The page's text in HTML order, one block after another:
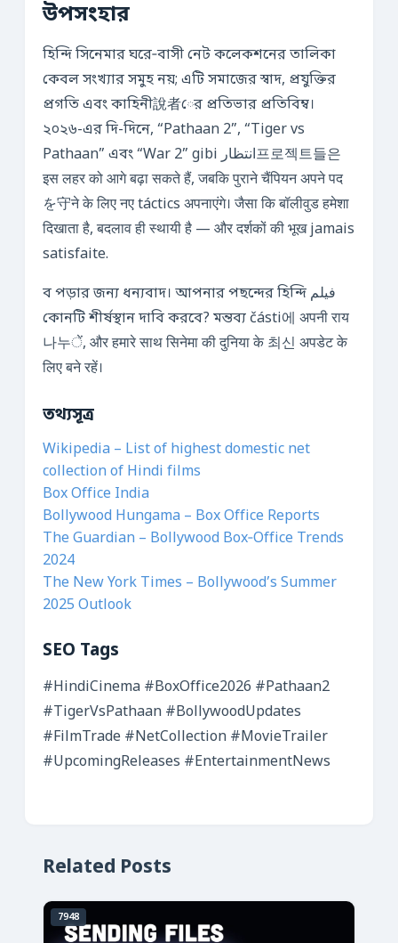
উপসংহার
হিন্দি সিনেমার ঘরে‑বাসী নেট কলেকশনের তালিকা
কেবল সংখ্যার সমুহ নয়; এটি সমাজের স্বাদ, প্রযুক্তির
প্রগতি এবং কাহিনী說者ের প্রতিভার প্রতিবিম্ব।
২০২৬-এর দি-দিনে, “Pathaan 2”, “Tiger vs
Pathaan” এবং “War 2” gibi انتظار프로젝트들은
इस लहर को आगे बढ़ा सकते हैं, जबकि पुराने चैंपियन अपने पद
を守ने के लिए नए táctics अपनाएंगे। जैसा कि बॉलीवुड हमेशा
दिखाता है, बदलाव ही स्थायी है — और दर्शकों की भूख jamais
satisfaite.
ব পড়ার জন্য ধন্যবাদ। আপনার পছন্দের হিন্দি فیلم
কোনটি শীর্ষস্থান দাবি করবে? মন্তব্য části에 अपनी राय
나누ें, और हमारे साथ सिनेमा की दुनिया के 최신 अपडेट के
लिए बने रहें।
তথ্যসূত্র
Wikipedia – List of highest domestic net
collection of Hindi films
Box Office India
Bollywood Hungama – Box Office Reports
The Guardian – Bollywood Box‑Office Trends
2024
The New York Times – Bollywood’s Summer
2025 Outlook
SEO Tags
#HindiCinema #BoxOffice2026 #Pathaan2
#TigerVsPathaan #BollywoodUpdates
#FilmTrade #NetCollection #MovieTrailer
#UpcomingReleases #EntertainmentNews
Related Posts
7948